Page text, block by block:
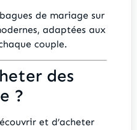
de mariage sur
adaptées aux
couple.
des
?
et d’acheter